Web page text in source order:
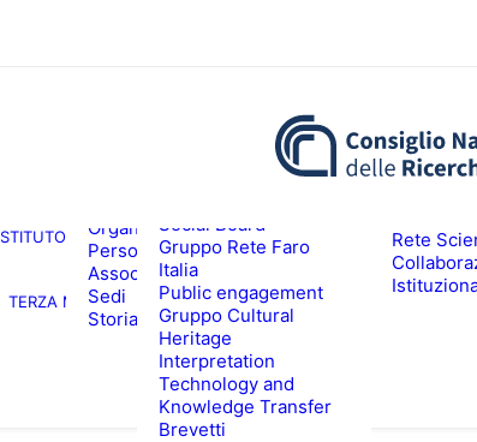
Organigramma
Personale
Associati ISPC
Sedi
Storia
Rete
TERZA MISSIONE
Social Board
Gruppo Rete Faro
Italia
Public engagement
Gruppo Cultural
Heritage
Interpretation
Technology and
Knowledge Transfer
Brevetti